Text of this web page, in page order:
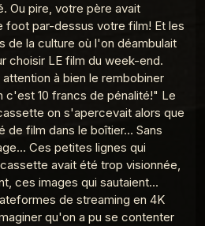
fixe
Graal
de poule
Graal
Graal
Graal
Ou pire, votre père avait
foot par-dessus votre film! Et les
de la culture où l'on déambulait
choisir LE film du week-end.
à bien le rembobiner
c'est 10 francs de pénalité!" Le
on s'apercevait alors que
de film dans le boîtier… Sans
Ces petites lignes qui
avait été trop visionnée,
ces images qui sautaient...
de streaming en 4K
qu'on a pu se contenter